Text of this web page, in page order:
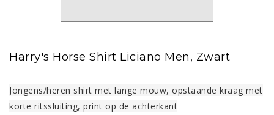
Harry's Horse Shirt Liciano Men, Zwart
Jongens/heren shirt met lange mouw, opstaande kraag met
korte ritssluiting, print op de achterkant